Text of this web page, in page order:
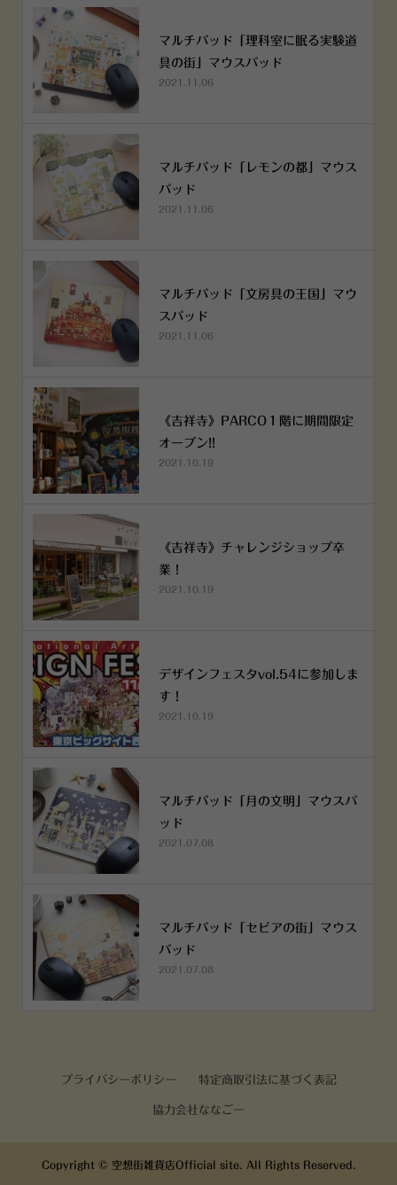
マルチパッド「理科室に眠る実験道
具の街」マウスパッド
2021.11.06
マルチパッド「レモンの都」マウス
パッド
2021.11.06
マルチパッド「文房具の王国」マウ
スパッド
2021.11.06
《吉祥寺》PARCO１階に期間限定
オープン!!
2021.10.19
《吉祥寺》チャレンジショップ卒
業！
2021.10.19
デザインフェスタvol.54に参加しま
す！
2021.10.19
マルチパッド「月の文明」マウスパ
ッド
2021.07.08
マルチパッド「セピアの街」マウス
パッド
2021.07.08
プライバシーポリシー 特定商取引法に基づく表記
協力会社ななごー
Copyright ©空想街雑貨店Official site. All Rights Reserved.